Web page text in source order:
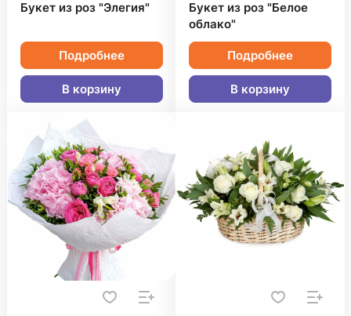
Букет из роз "Элегия"
Подробнее
В корзину
Букет из роз "Белое
облако"
Подробнее
В корзину